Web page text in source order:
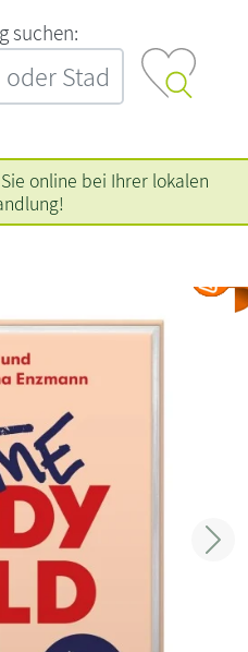
‍s‍u‍c‍h‍e‍n‍:‍
online bei Ihrer lokalen